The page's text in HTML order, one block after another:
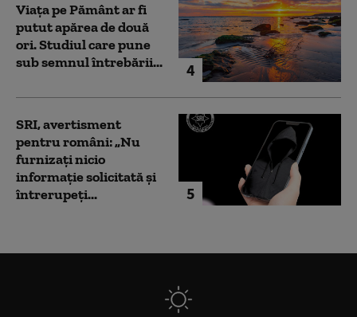
4
Viața pe Pământ ar fi
putut apărea de două
ori. Studiul care pune
sub semnul întrebării...
5
SRI, avertisment
pentru români: „Nu
furnizați nicio
informație solicitată și
întrerupeți...